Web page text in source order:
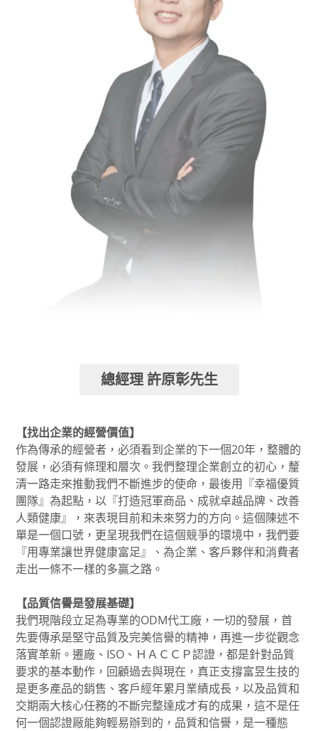
總經理 許原彰先生
【找出企業的經營價值】
作為傳承的經營者，必須看到企業的下一個20年，整體的
發展，必須有條理和層次。我們整理企業創立的初心，釐
清一路走來推動我們不斷進步的使命，最後用『幸福優質
團隊』為起點，以『打造冠軍商品、成就卓越品牌、改善
人類健康』，來表現目前和未來努力的方向。這個陳述不
單是一個口號，更呈現我們在這個競爭的環境中，我們要
『用專業讓世界健康富足』、為企業、客戶夥伴和消費者
走出一條不一樣的多贏之路。
【品質信譽是發展基礎】
我們現階段立足為專業的ODM代工廠，一切的發展，首
先要傳承是堅守品質及完美信譽的精神，再進一步從觀念
落實革新。遷廠、ISO、ＨＡＣＣＰ認證，都是針對品質
要求的基本動作，回顧過去與現在，真正支撐富昱生技的
是更多產品的銷售、客戶經年累月業績成長，以及品質和
交期兩大核心任務的不斷完整達成才有的成果，這不是任
何一個認證厰能夠輕易辦到的，品質和信譽，是一種態